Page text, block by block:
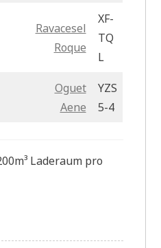
Ravacesel
Roque
XF-
TQ
L
Oguet
Aene
YZS
5-4
Laderaum pro